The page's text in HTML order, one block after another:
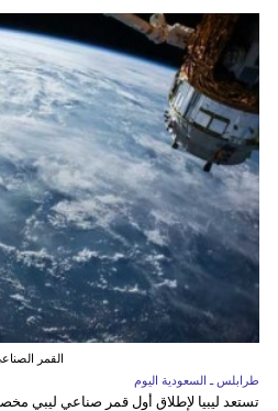
القمر
طرابلس ـ السعودية اليوم
تستعد ليبيا لإطلاق أول قمر صناعي ليبي